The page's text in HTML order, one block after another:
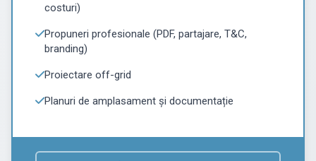
costuri)
Propuneri profesionale (PDF, partajare, T&C,
branding)
Proiectare off-grid
Planuri de amplasament și documentație